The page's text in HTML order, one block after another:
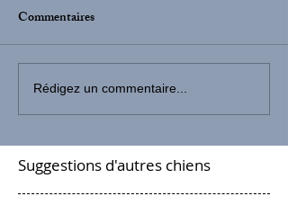
Commentaires
Rédigez un commentaire...
Suggestions d'autres chiens